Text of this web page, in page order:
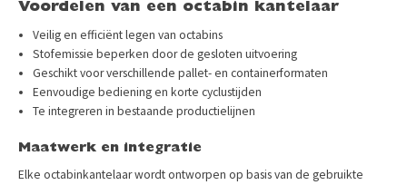
Voordelen van een octabin kantelaar
Veilig en efficiënt legen van octabins
Stofemissie beperken door de gesloten uitvoering
Geschikt voor verschillende pallet- en containerformaten
Eenvoudige bediening en korte cyclus­tijden
Te integreren in bestaande productielijnen
Maatwerk en integratie
Elke octabinkantelaar wordt ontworpen op basis van de gebruikte